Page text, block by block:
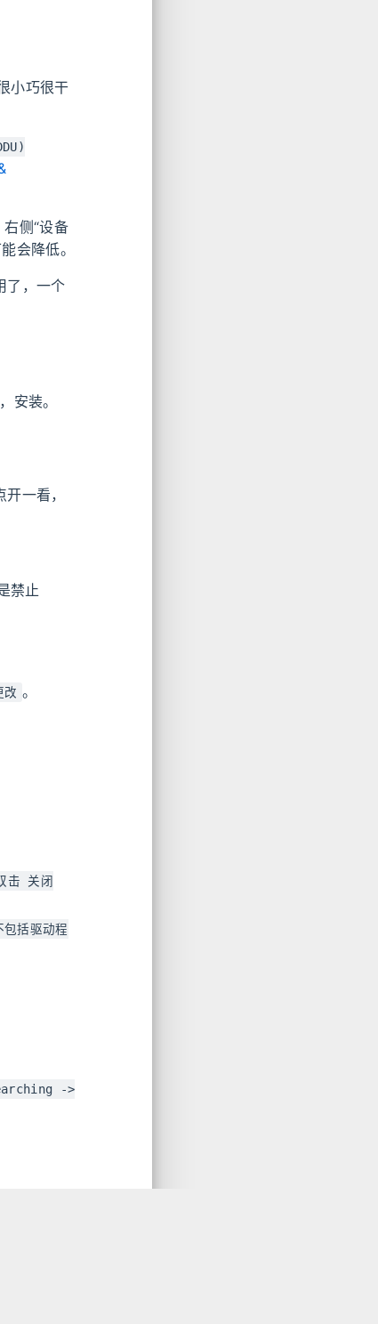
小巧很干
右侧“设备
会降低。
了，一个
安装。
一看，
禁止
。
关闭
括驱动程
->